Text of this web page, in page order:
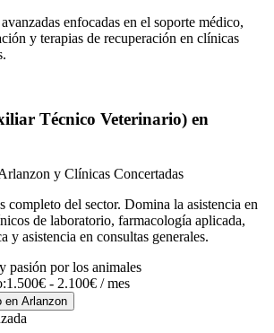
enfocadas en el soporte médico,
y terapias de recuperación en clínicas
Técnico Veterinario) en
y Clínicas Concertadas
completo del sector. Domina la asistencia en
de laboratorio, farmacología aplicada,
y asistencia en consultas generales.
pasión por los animales
1.500€ - 2.100€ / mes
en Arlanzon